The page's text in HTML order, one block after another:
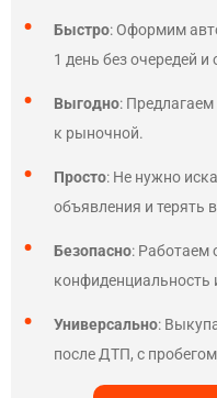
Быстро: Оформим
1 день без очередей
Выгодно:
к рыночной.
Просто: Не нужно
объявления и терять
Безопасно: Работаем
конфиденциальность
Универсально:
после ДТП, с